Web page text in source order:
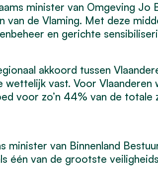
minister van Omgeving
van de Vlaming. Met deze
en gerichte
akkoord tussen
wettelijk vast. Voor
voor zo’n 44% van de totale
minister van Binnenland
één van de grootste